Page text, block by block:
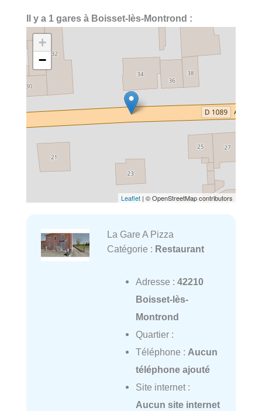
Il y a 1 gares à Boisset-lès-Montrond :
+
−
Leaflet | © OpenStreetMap contributors
La Gare A Pizza
Catégorie : Restaurant
Adresse : 42210
Boisset-lès-
Montrond
Quartier :
Téléphone : Aucun
téléphone ajouté
Site internet :
Aucun site internet